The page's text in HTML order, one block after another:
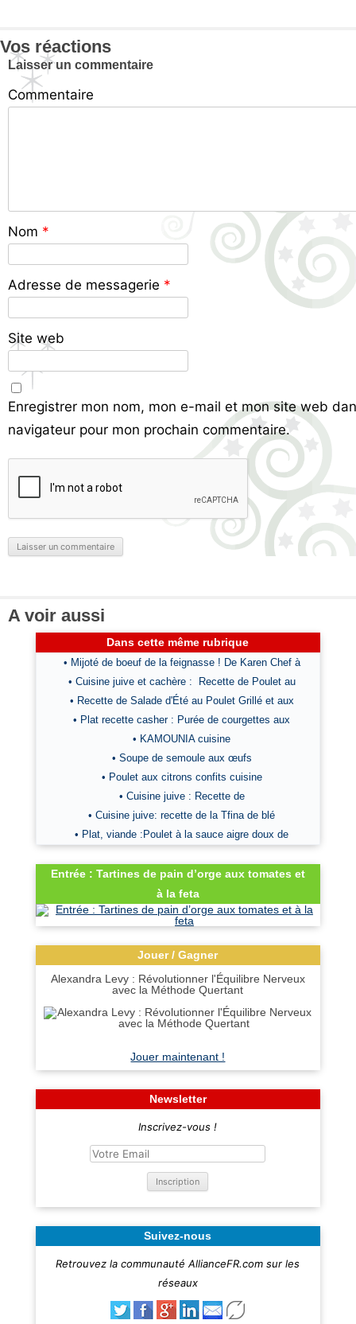
Vos réactions
Laisser un commentaire
Commentaire
Nom *
Adresse de messagerie *
Site web
Enregistrer mon nom, mon e-mail et mon site web
navigateur pour mon prochain commentaire.
A voir aussi
Dans cette même rubrique
• Mijoté de boeuf de la feignasse ! De Karen Chef à
• Cuisine juive et cachère : Recette de Poulet au
• Recette de Salade d'Été au Poulet Grillé et aux
• Plat recette casher : Purée de courgettes aux
• KAMOUNIA cuisine
• Soupe de semoule aux œufs
• Poulet aux citrons confits cuisine
• Cuisine juive : Recette de
• Cuisine juive: recette de la Tfina de blé
• Plat, viande :Poulet à la sauce aigre doux de
Entrée : Tartines de pain d’orge aux tomates et
à la feta
Jouer / Gagner
Alexandra Levy : Révolutionner l'Équilibre Nerveux
avec la Méthode Quertant
Jouer maintenant !
Newsletter
Inscrivez-vous !
Suivez-nous
Retrouvez la communauté AllianceFR.com sur les
réseaux